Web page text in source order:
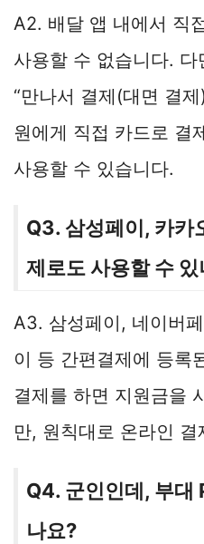
A2. 배달 앱 내에서 직
사용할 수 없습니다.
“만나서 결제(대면 결
원에게 직접 카드로 결
사용할 수 있습니다.
Q3. 삼성페이, 카카
제로도 사용할 수
A3. 삼성페이, 네이버
이 등 간편결제에 등록
결제를 하면 지원금을
만, 원칙대로 온라인
Q4. 군인인데, 부대
나요?